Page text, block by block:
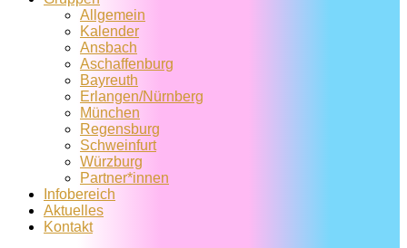
Allgemein
Kalender
Ansbach
Aschaffenburg
Bayreuth
Erlangen/Nürnberg
München
Regensburg
Schweinfurt
Würzburg
Partner*innen
Infobereich
Aktuelles
Kontakt